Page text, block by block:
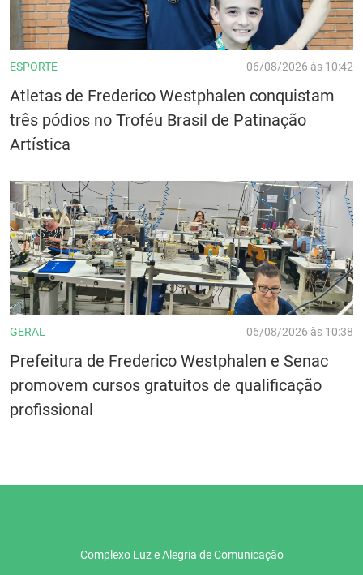
ESPORTE 06/08/2026 às 10:42
Atletas de Frederico Westphalen conquistam
três pódios no Troféu Brasil de Patinação
Artística
GERAL 06/08/2026 às 10:38
Prefeitura de Frederico Westphalen e Senac
promovem cursos gratuitos de qualificação
profissional
Complexo Luz e Alegria de Comunicação